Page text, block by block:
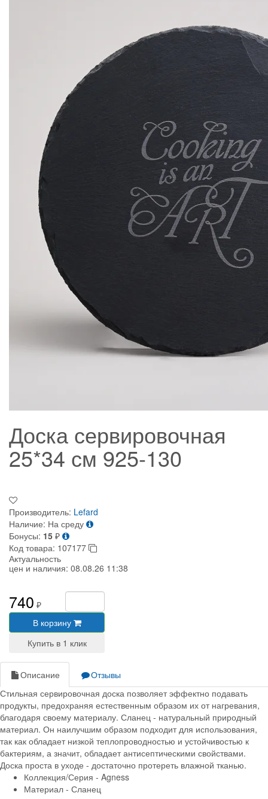
Доска сервировочная
25*34 см 925-130
Производитель: Lefard
Наличие: На среду
Бонусы: 15 ₽
Код товара: 107177
Актуальность
цен и наличия: 08.08.26 11:38
740 ₽
В корзину
Описание
Отзывы
Стильная сервировочная доска позволяет эффектно подавать
продукты, предохраняя естественным образом их от нагревания,
благодаря своему материалу. Сланец - натуральный природный
материал. Он наилучшим образом подходит для использования,
так как обладает низкой теплопроводностью и устойчивостью к
бактериям, а значит, обладает антисептическими свойствами.
Доска проста в уходе - достаточно протереть влажной тканью.
Коллекция/Серия - Agness
Материал - Сланец